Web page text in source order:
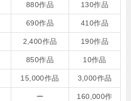
880作品 130作品
690作品 410作品
2,400作品 190作品
850作品 10作品
15,000作品 3,000作品
ー 160,000作